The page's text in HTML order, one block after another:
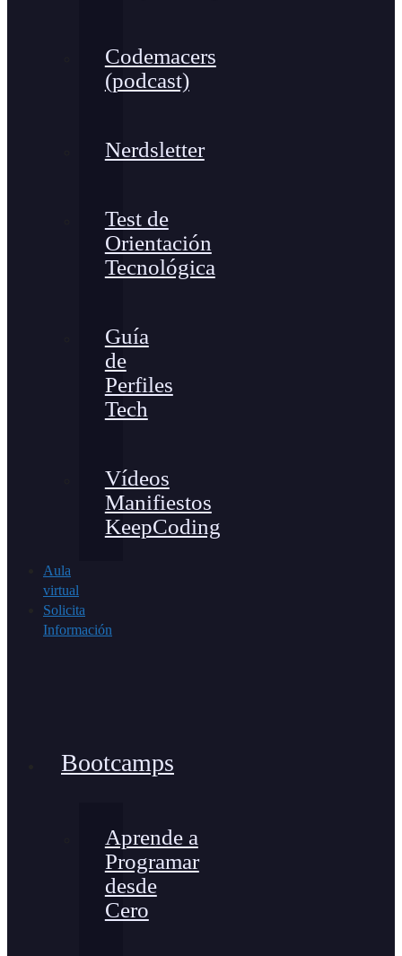
Codemacers
(podcast)
Nerdsletter
Test de
Orientación
Tecnológica
Guía
de
Perfiles
Tech
Vídeos
Manifiestos
KeepCoding
Aula
virtual
Solicita
Información
Bootcamps
Aprende a
Programar
desde
Cero